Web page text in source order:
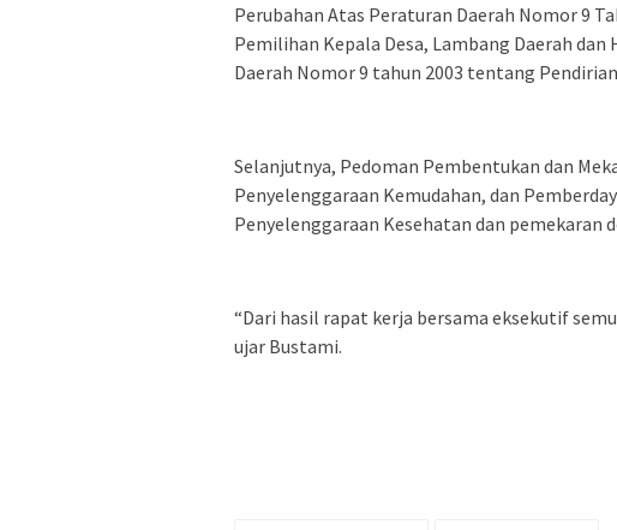
Perubahan Atas Peraturan Daerah Nomor 9
Pemilihan Kepala Desa, Lambang Daerah
Daerah Nomor 9 tahun 2003 tentang
Selanjutnya, Pedoman Pembentukan dan
Penyelenggaraan Kemudahan, dan
Penyelenggaraan Kesehatan dan pemekaran
“Dari hasil rapat kerja bersama eksekutif
ujar Bustami.